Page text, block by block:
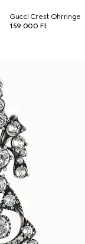
Gucci Crest Ohrringe
159 000 Ft